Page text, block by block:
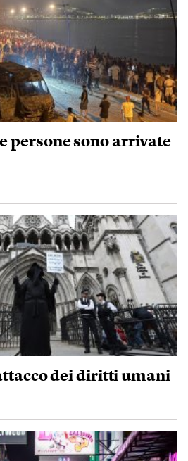
persone sono arrivate
dei diritti umani